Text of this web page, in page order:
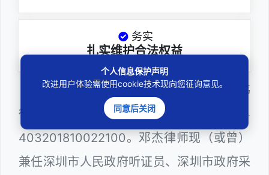
务实
扎实维护合法权益
邓杰律师，法律硕士，执业于北京市炜
衡（深圳）律师事务所，律师执业证号为14
403201810022100。邓杰律师现（或曾）
兼任深圳市人民政府听证员、深圳市政府采
个人信息保护声明
改进用户体验需使用cookie技术现向您征询意见。
同意后关闭